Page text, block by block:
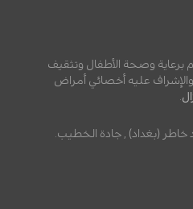
وصحة الأطفال وتثقيف
والإشراف عليه أخصائي أمراض
(بغداد) , جادة الخطيب.